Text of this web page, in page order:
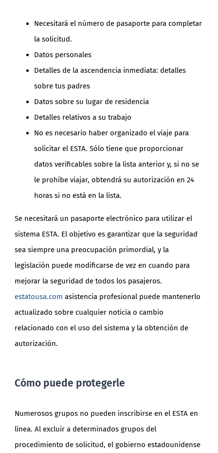
Necesitará el número de pasaporte para completar
la solicitud.
Datos personales
Detalles de la ascendencia inmediata: detalles
sobre tus padres
Datos sobre su lugar de residencia
Detalles relativos a su trabajo
No es necesario haber organizado el viaje para
solicitar el ESTA. Sólo tiene que proporcionar
datos verificables sobre la lista anterior y, si no se
le prohíbe viajar, obtendrá su autorización en 24
horas si no está en la lista.
Se necesitará un pasaporte electrónico para utilizar el
sistema ESTA. El objetivo es garantizar que la seguridad
sea siempre una preocupación primordial, y la
legislación puede modificarse de vez en cuando para
mejorar la seguridad de todos los pasajeros.
estatousa.com asistencia profesional puede mantenerlo
actualizado sobre cualquier noticia o cambio
relacionado con el uso del sistema y la obtención de
autorización.
Cómo puede protegerle
Numerosos grupos no pueden inscribirse en el ESTA en
línea. Al excluir a determinados grupos del
procedimiento de solicitud, el gobierno estadounidense